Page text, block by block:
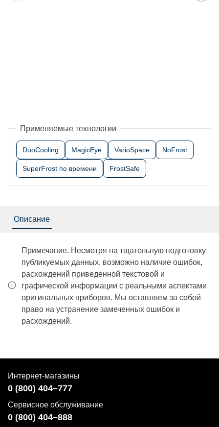
Применяемые технологии
DuoCooling MagicEye VarioSpace NoFrost
SuperFrost по времени FrostSafe
Описание
Примечание. Несмотря на тщательную подготовку
публикуемых данных, возможно наличие ошибок,
расхождений приведенной текстовой и
графической информации с реальными аспектами
оригинальных приборов. Мы оставляем за собой
право на устранение замеченных ошибок и
расхождений.
Интернет-магазины
0 (800) 404–777
Сервисное обслуживание
0 (800) 404–888